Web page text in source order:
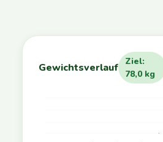
Gewichtsverlauf
Ziel:
78,0 kg